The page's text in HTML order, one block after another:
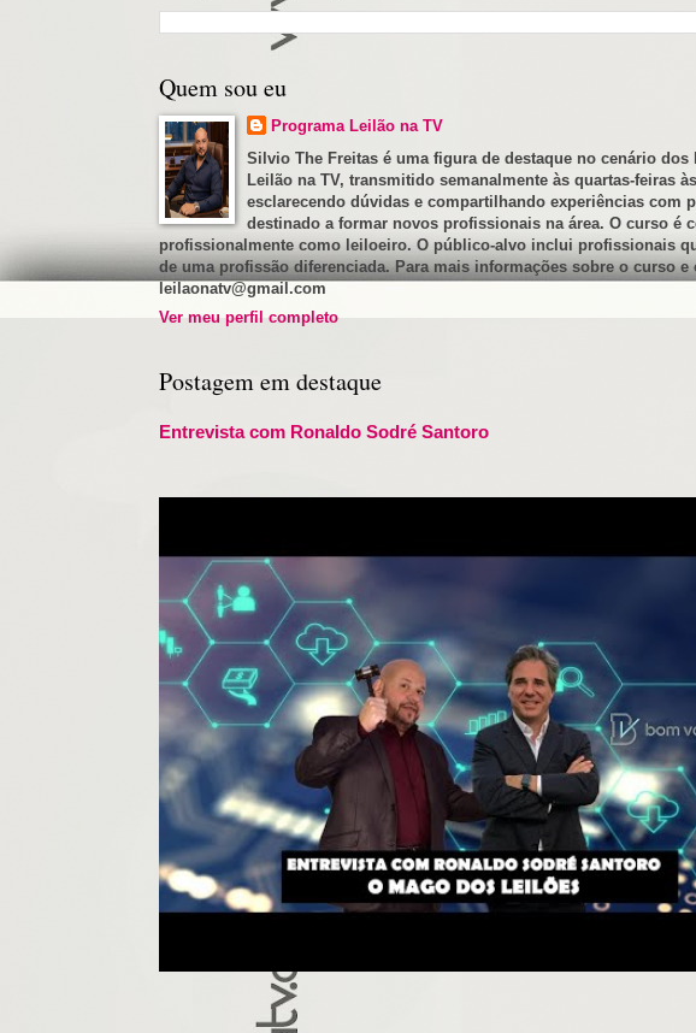
Quem sou eu
Programa Leilão na TV
Silvio The Freitas é uma figura de destaque no cenário
Leilão na TV, transmitido semanalmente às quartas-feiras
esclarecendo dúvidas e compartilhando experiências com
destinado a formar novos profissionais na área. O curso é
profissionalmente como leiloeiro. O público-alvo inclui profissionais
de uma profissão diferenciada. Para mais informações sobre o curso
leilaonatv@gmail.com
Ver meu perfil completo
Postagem em destaque
Entrevista com Ronaldo Sodré Santoro